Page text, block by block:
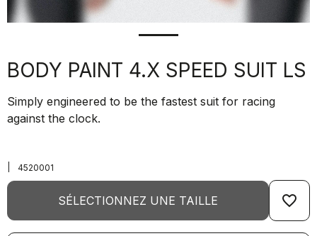
BODY PAINT 4.X SPEED SUIT LS
Simply engineered to be the fastest suit for racing
against the clock.
4520001
SÉLECTIONNEZ UNE TAILLE favorite_border